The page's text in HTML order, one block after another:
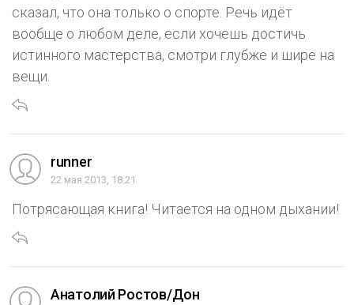
сказал, что она только о спорте. Речь идёт
вообще о любом деле, если хочешь достичь
истинного мастерства, смотри глубже и шире на
вещи.
runner
22 мая 2013, 18:21
Потрясающая книга! Читается на одном дыхании!
Анатолий Ростов/Дон